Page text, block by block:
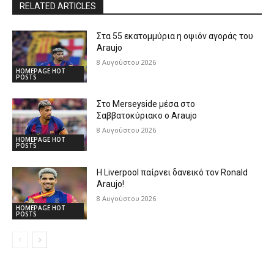
RELATED ARTICLES
HOMEPAGE HOT
POSTS
Στα 55 εκατομμύρια η οψιόν αγοράς του
Araujo
8 Αυγούστου 2026
HOMEPAGE HOT
POSTS
Στο Merseyside μέσα στο
Σαββατοκύριακο ο Araujo
8 Αυγούστου 2026
HOMEPAGE HOT
POSTS
Η Liverpool παίρνει δανεικό τον Ronald
Araujo!
8 Αυγούστου 2026